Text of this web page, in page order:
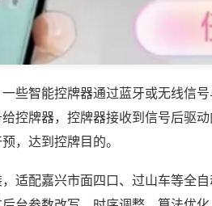
些智能控牌器通过蓝牙或无线信
控牌器，控牌器接收到信号后驱
，达到控牌目的。
适配嘉兴市面四口、过山车等全